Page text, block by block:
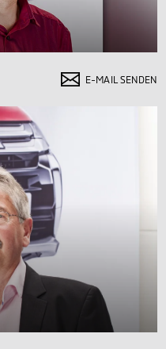
E-MAIL SENDEN